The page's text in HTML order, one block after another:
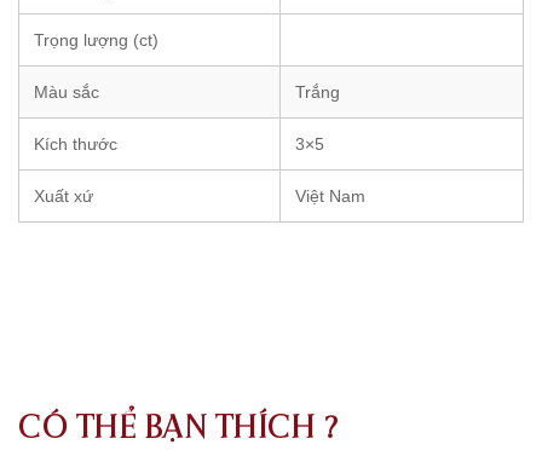
Trọng lượng (ct)
Màu sắc Trắng
Kích thước 3×5
Xuất xứ Việt Nam
CÓ THỂ BẠN THÍCH ?